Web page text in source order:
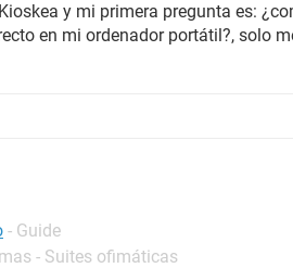
y mi primera pregunta es:
en mi ordenador portátil?, solo
- Guide
- Suites ofimáticas